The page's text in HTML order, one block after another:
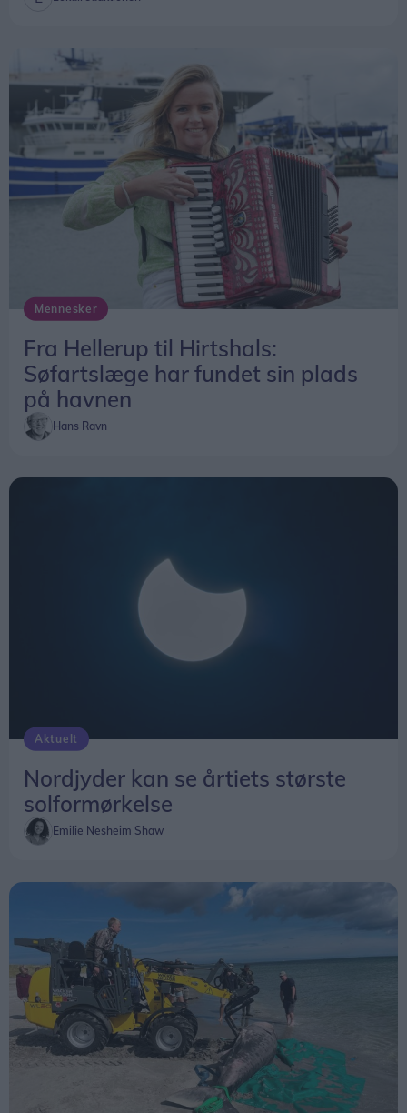
ændringen først trådte i kraft sidst på året, og at
tallene for 2025 derfor ikke kan bruges til at
vurdere, om de nye regler har haft betydning for
afgangstiderne.
Fra Hellerup til Hirtshals:
Søfartslæge har fundet sin plads
på havnen
Emilie Nesheim Shaw
Aktuelt
Ålbæk-haj skal undersøges i